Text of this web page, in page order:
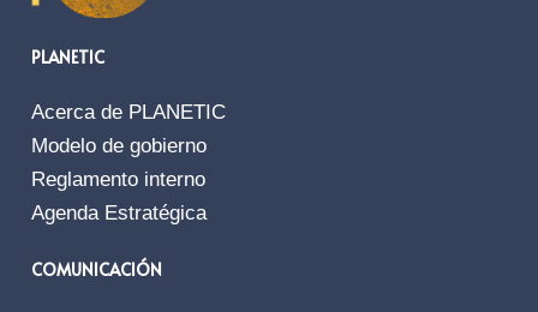
PLANETIC
Acerca de PLANETIC
Modelo de gobierno
Reglamento interno
Agenda Estratégica
COMUNICACIÓN